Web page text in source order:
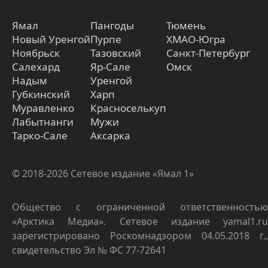
Ямал
Новый Уренгой
Ноябрьск
Салехард
Надым
Губкинский
Муравленко
Лабытнанги
Тарко-Сале
Пангоды
Пурпе
Тазовский
Яр-Сале
Уренгой
Харп
Красноселькуп
Мужи
Аксарка
Тюмень
ХМАО-Югра
Санкт-Петербург
Омск
© 2018-2026 Сетевое издание «Ямал 1»
Общество с ограниченной ответственностью
«Арктика Медиа». Сетевое издание yamal1.ru
зарегистрировано Роскомнадзором 04.05.2018 г.,
свидетельство Эл № ФС 77-72641